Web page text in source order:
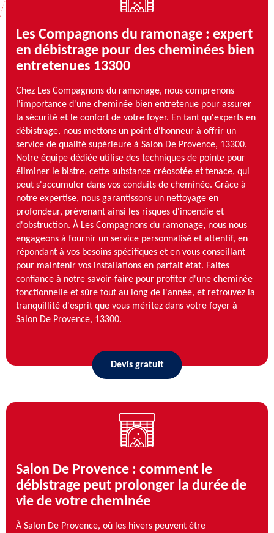
Les Compagnons du ramonage : expert
en débistrage pour des cheminées bien
entretenues 13300
Chez Les Compagnons du ramonage, nous comprenons
l'importance d'une cheminée bien entretenue pour assurer
la sécurité et le confort de votre foyer. En tant qu'experts en
débistrage, nous mettons un point d'honneur à offrir un
service de qualité supérieure à Salon De Provence, 13300.
Notre équipe dédiée utilise des techniques de pointe pour
éliminer le bistre, cette substance créosotée et tenace, qui
peut s'accumuler dans vos conduits de cheminée. Grâce à
notre expertise, nous garantissons un nettoyage en
profondeur, prévenant ainsi les risques d'incendie et
d'obstruction. À Les Compagnons du ramonage, nous nous
engageons à fournir un service personnalisé et attentif, en
répondant à vos besoins spécifiques et en vous conseillant
pour maintenir vos installations en parfait état. Faites
confiance à notre savoir-faire pour profiter d'une cheminée
fonctionnelle et sûre tout au long de l'année, et retrouvez la
tranquillité d'esprit que vous méritez dans votre foyer à
Salon De Provence, 13300.
Devis gratuit
Salon De Provence : comment le
débistrage peut prolonger la durée de
vie de votre cheminée
À Salon De Provence, où les hivers peuvent être